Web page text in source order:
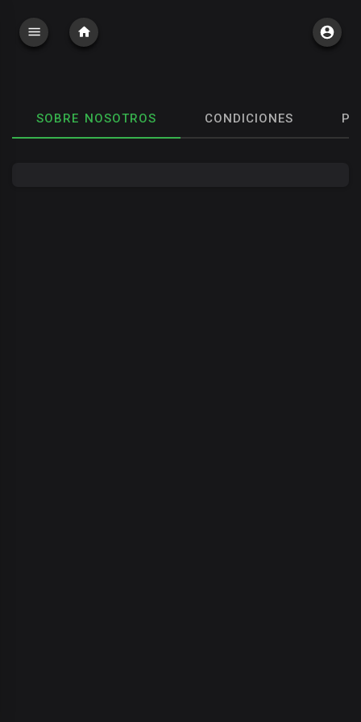
SOBRE NOSOTROS CONDICIONES